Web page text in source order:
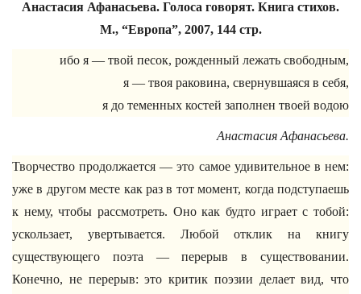
Анастасия Афанасьева. Голоса говорят. Книга стихов.
М., “Европа”, 2007, 144 стр.
ибо я — твой песок, рожденный лежать свободным,
я — твоя раковина, свернувшаяся в себя,
я до теменных костей заполнен твоей водою
Анастасия Афанасьева.
Творчество продолжается — это самое удивительное в нем:
уже в другом месте как раз в тот момент, когда подступаешь
к нему, чтобы рассмотреть. Оно как будто играет с тобой:
ускользает, увертывается. Любой отклик на книгу
существующего поэта — перерыв в существовании.
Конечно, не перерыв: это критик поэзии делает вид, что